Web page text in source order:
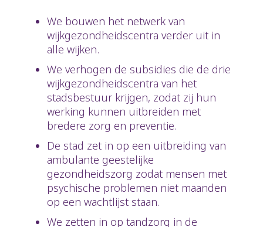
We bouwen het netwerk van
wijkgezondheidscentra verder uit in
alle wijken.
We verhogen de subsidies die de drie
wijkgezondheidscentra van het
stadsbestuur krijgen, zodat zij hun
werking kunnen uitbreiden met
bredere zorg en preventie.
De stad zet in op een uitbreiding van
ambulante geestelijke
gezondheidszorg zodat mensen met
psychische problemen niet maanden
op een wachtlijst staan.
We zetten in op tandzorg in de